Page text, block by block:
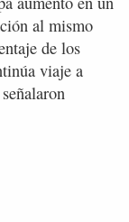
al mismo
de los
viaje a